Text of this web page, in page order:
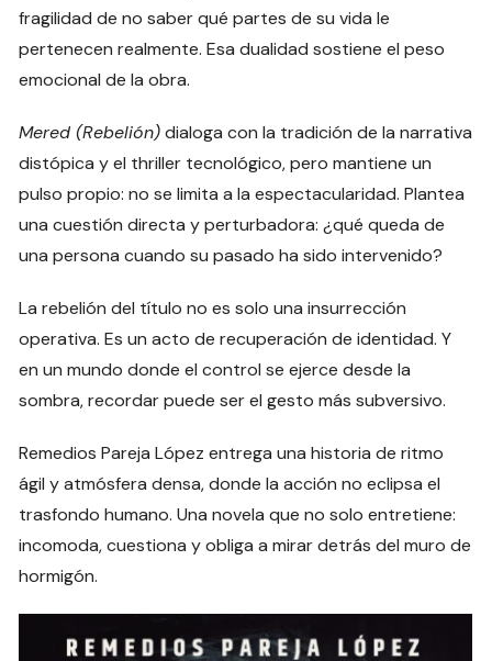
fragilidad de no saber qué partes de su vida le
pertenecen realmente. Esa dualidad sostiene el peso
emocional de la obra.
Mered (Rebelión)dialoga con la tradición de la narrativa
distópica y el thriller tecnológico, pero mantiene un
pulso propio: no se limita a la espectacularidad. Plantea
una cuestión directa y perturbadora: ¿qué queda de
una persona cuando su pasado ha sido intervenido?
La rebelión del título no es solo una insurrección
operativa. Es un acto de recuperación de identidad. Y
en un mundo donde el control se ejerce desde la
sombra, recordar puede ser el gesto más subversivo.
Remedios Pareja López entrega una historia de ritmo
ágil y atmósfera densa, donde la acción no eclipsa el
trasfondo humano. Una novela que no solo entretiene:
incomoda, cuestiona y obliga a mirar detrás del muro de
hormigón.